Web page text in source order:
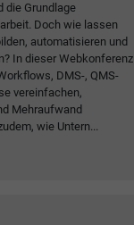
die Grundlage
Doch wie lassen
automatisieren und
In dieser Webkonferenz
DMS-, QMS-
vereinfachen,
Mehraufwand
wie Untern...